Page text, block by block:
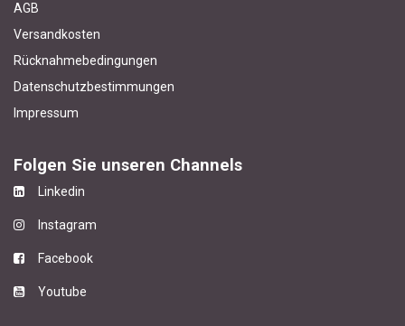
AGB
Versandkosten
Rücknahmebedingungen
Datenschutzbestimmungen
Impressum
Folgen Sie unseren Channels
Linkedin
Instagram
Facebook
Youtube